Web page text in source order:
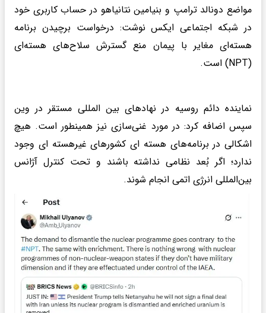
مواضع دونالد ترامپ و بنیامین نتانیاهو در حساب کاربری خود
در شبکه اجتماعی ایکس نوشت: درخواست برچیدن برنامه
هسته‌ای مغایر با پیمان منع گسترش سلاح‌های هسته‌ای
(NPT) است.
نماینده دائم روسیه در نهادهای بین‌ المللی مستقر در وین
سپس اضافه کرد: در مورد غنی‌سازی نیز همینطور است. هیچ
اشکالی در برنامه‌های هسته‌ ای کشورهای غیرهسته‌ ای وجود
ندارد؛ اگر بُعد نظامی نداشته باشند و تحت کنترل آژانس
بین‌المللی انرژی اتمی انجام شوند.